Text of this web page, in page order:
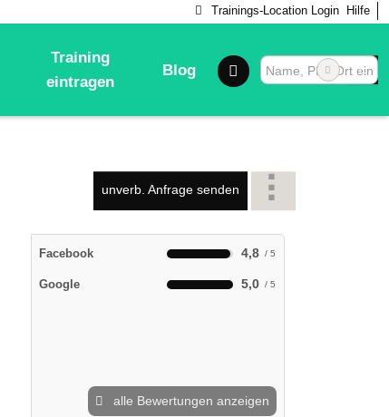
Trainings-Location Login Hilfe
Training
eintragen
Blog
unverb. Anfrage senden
Facebook 4,8
Google 5,0
alle Bewertungen anzeigen